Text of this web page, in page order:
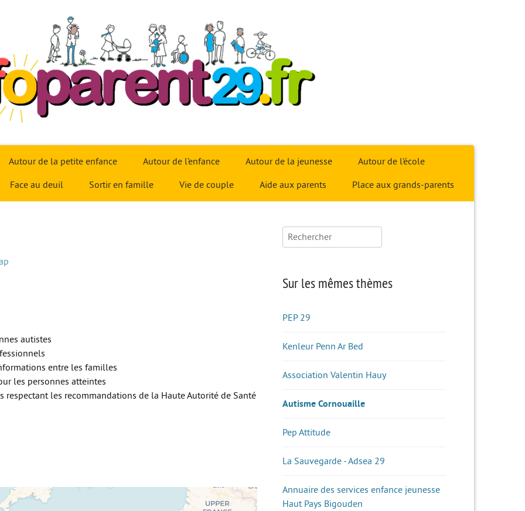
Autour de la petite enfance Autour de l’enfance Autour de la jeunesse Autour de l’école
Face au deuil Sortir en famille Vie de couple Aide aux parents Place aux grands-parents
autistes
entre les familles
les personnes atteintes
respectant les recommandations de la Haute Autorité de Santé
Rechercher :
Sur les mêmes thèmes
PEP 29
Kenleur Penn Ar Bed
Association Valentin Hauy
Autisme Cornouaille
Pep Attitude
La Sauvegarde - Adsea 29
Annuaire des services enfance jeunesse
Haut Pays Bigouden